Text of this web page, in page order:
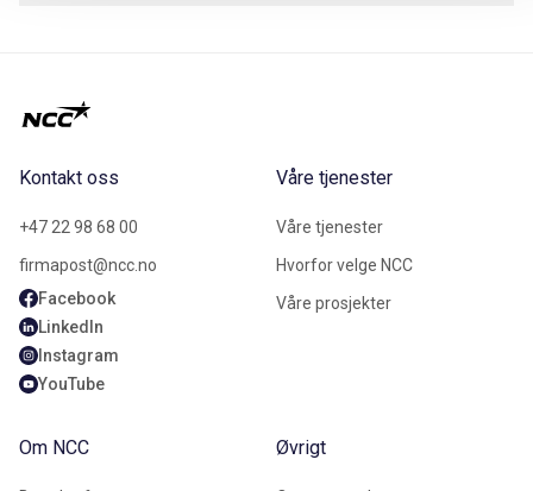
Kontakt oss
+47 22 98 68 00
firmapost@ncc.no
Facebook
LinkedIn
Instagram
YouTube
Våre tjenester
Våre tjenester
Hvorfor velge NCC
Våre prosjekter
Om NCC Øvrigt